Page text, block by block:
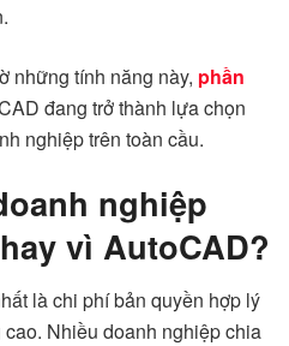
những tính năng này, phần
đang trở thành lựa chọn
nghiệp trên toàn cầu.
nghiệp
vì AutoCAD?
là chi phí bản quyền hợp lý
Nhiều doanh nghiệp chia